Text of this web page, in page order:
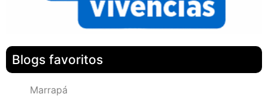
Blogs favoritos
Marrapá